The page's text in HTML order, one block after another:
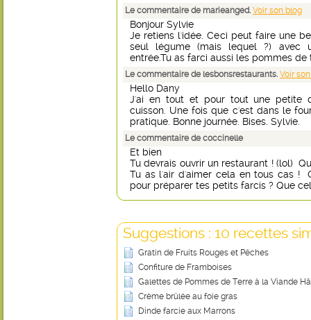
Le commentaire de marieanged. Voir son blog
Bonjour Sylvie
Je retiens l'idée. Ceci peut faire une
seul légume (mais lequel ?) avec
entrée.Tu as farci aussi les pommes de
Le commentaire de lesbonsrestaurants. Voir
Hello Dany
J'ai en tout et pour tout une petite
cuisson. Une fois que c'est dans le
pratique. Bonne journée. Bises. Sylvie.
Le commentaire de coccinelle
Et bien
Tu devrais ouvrir un restaurant ! (lol)
Tu as l'air d'aimer cela en tous cas !
pour préparer tes petits farcis ? Que
Suggestions : 10 recettes
Gratin de Fruits Rouges et Pêches
Confiture de Framboises
Galettes de Pommes de Terre à la Viande
Crème brûlée au foie gras
Dinde farcie aux Marrons